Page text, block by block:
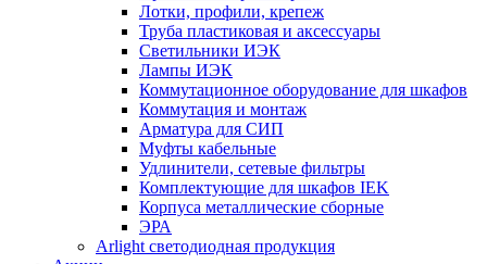
Лотки, профили, крепеж
Труба пластиковая и аксессуары
Светильники ИЭК
Лампы ИЭК
Коммутационное оборудование для шкафов
Коммутация и монтаж
Арматура для СИП
Муфты кабельные
Удлинители, сетевые фильтры
Комплектующие для шкафов IEK
Корпуса металлические сборные
ЭРА
Arlight светодиодная продукция